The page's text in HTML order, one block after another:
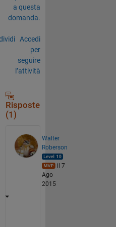
a questa
domanda.
Accedi
per
seguire
l’attività
Risposte
(1)
Walter
Roberson
il 7
Ago
2015